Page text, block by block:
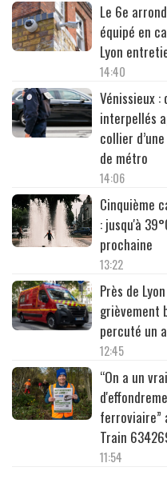
Le 6e
équipé en
Lyon
14:40
Vénissieux
interpellés
collier
de métro
14:06
Cinquième
: jusqu'à
prochaine
13:22
Près de
grièvement
percuté un
12:45
“On a un
ferroviaire”
Train
11:54